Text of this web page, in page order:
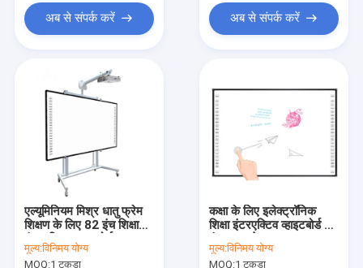
अब से संपर्क करें अब से संपर्क करें
एल्यूमिनियम मिश्र धातु फ्रेम
शिक्षण के लिए 82 इंच शिक्षा
इंटरएक्टिव व्हाइटबोर्ड
मूल्य:विनिमय योग्य
MOQ:1 टुकड़ा
कक्षा के लिए इलेक्ट्रॉनिक
शिक्षा इंटरएक्टिव व्हाइटबोर्ड 84
इंच इन्फ्रारेड
मूल्य:विनिमय योग्य
MOQ:1 टुकड़ा